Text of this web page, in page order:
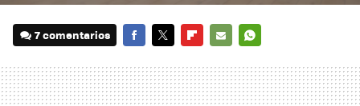
7 comentarios
MAIL